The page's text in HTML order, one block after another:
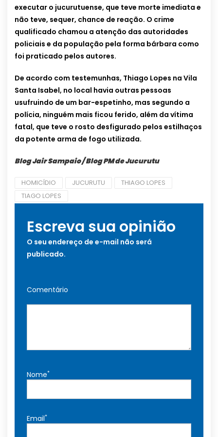
executar o jucurutuense, que teve morte imediata e
não teve, sequer, chance de reação. O crime
qualificado chamou a atenção das autoridades
policiais e da população pela forma bárbara como
foi praticado pelos autores.
De acordo com testemunhas, Thiago Lopes na Vila
Santa Isabel, no local havia outras pessoas
usufruindo de um bar-espetinho, mas segundo a
polícia, ninguém mais ficou ferido, além da vítima
fatal, que teve o rosto desfigurado pelos estilhaços
da potente arma de fogo utilizada.
Blog Jair Sampaio / Blog PM de Jucurutu
HOMICÍDIO JUCURUTU
THIAGO LOPES
TIAGO LOPES
Escreva sua opinião
O seu endereço de e-mail não será
publicado.
Comentário
Nome*
Email*